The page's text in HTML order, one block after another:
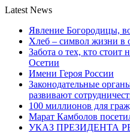
Latest News
Явление Богородицы,
Хлеб – символ жизни в
Забота о тех, кто
Осетии
Имени Героя России
Законодательные
развивают
100 миллионов для
Марат Камболов
УКАЗ ПРЕЗИДЕНТА